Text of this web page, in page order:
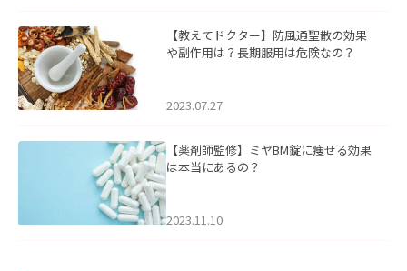
【教えてドクター】防風通聖散の効果
や副作用は？長期服用は危険なの？
2023.07.27
【薬剤師監修】ミヤBM錠に痩せる効果
は本当にあるの？
2023.11.10